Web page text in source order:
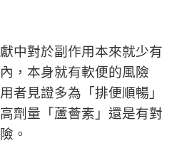
中對於副作用本來就少有
，本身就有軟便的風險
者見證多為「排便順暢」
劑量「蘆薈素」還是有對
。